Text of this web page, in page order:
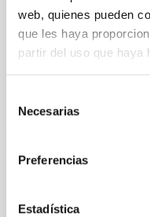
web, quienes pueden
que les haya
partir del uso que haya
Necesarias
Preferencias
Estadística
de personal laboral
tendrá, entre otras,
Cumplir...
Jefe/a